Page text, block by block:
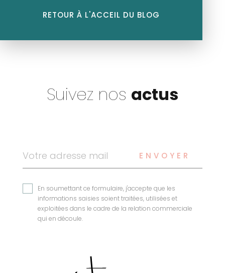
historique. Rockfi est une
jeune fintech dédiée à la
RETOUR À L'ACCEIL DU BLOG
Suivez nos actus
En soumettant ce formulaire, j'accepte que les
informations saisies soient traitées, utilisées et
exploitées dans le cadre de la relation commerciale
qui en découle.
ENVOYER